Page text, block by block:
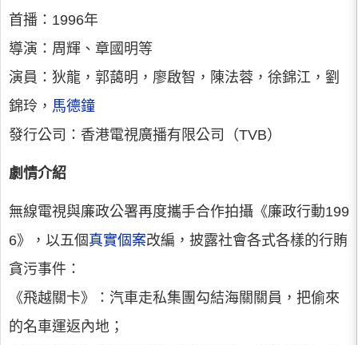
首播：1996年
導演：周輝、章國明等
演員：狄龍，郭藹明，廖啟智，陳法蓉，徐錦江，劉
錦玲， 馬德鐘
發行公司：香港電視廣播有限公司（TVB）
劇情介紹
無線電視與廉政公署再度攜手合作拍攝《廉政行動199
6》，以五個真實個案改編，披露社會各式各樣的行賄
貪污事件：
《飛越關卡》：汽車走私集團勾結海關關員，把偷來
的名車運返內地；